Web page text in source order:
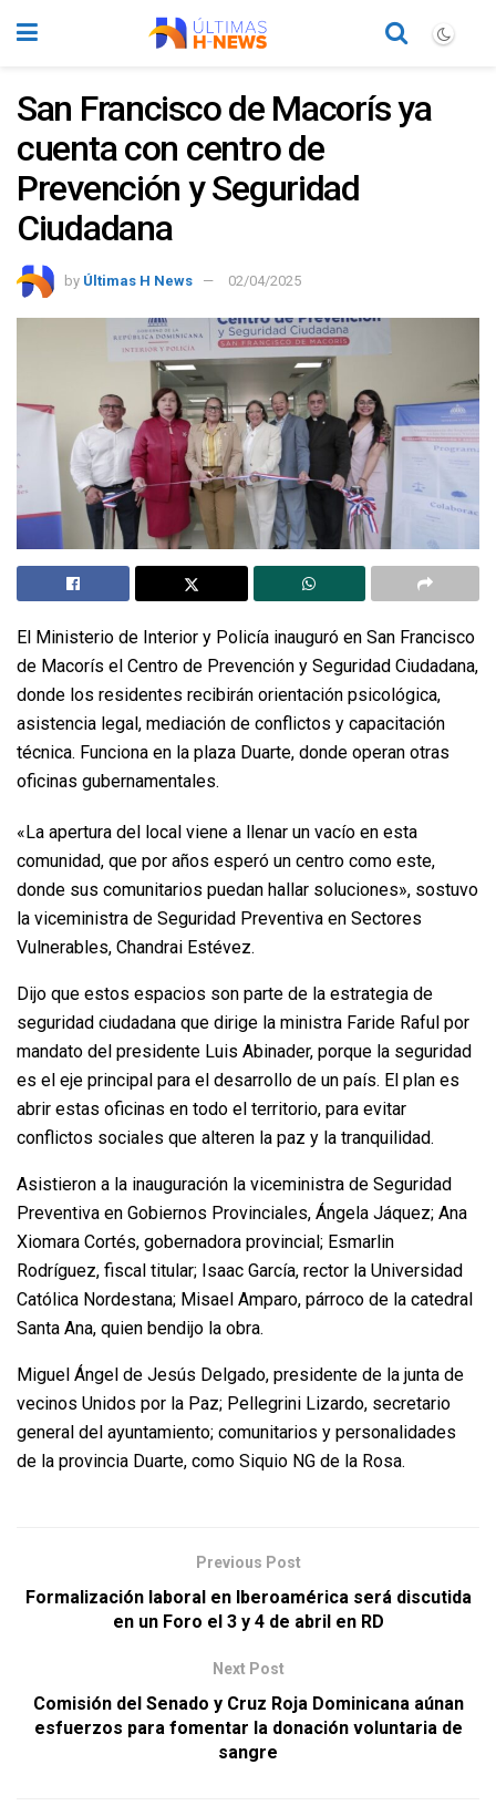
San Francisco de Macorís ya
cuenta con centro de
Prevención y Seguridad
Ciudadana
by Últimas H News 02/04/2025
El Ministerio de Interior y Policía inauguró en San Francisco
de Macorís el Centro de Prevención y Seguridad Ciudadana,
donde los residentes recibirán orientación psicológica,
asistencia legal, mediación de conflictos y capacitación
técnica. Funciona en la plaza Duarte, donde operan otras
oficinas gubernamentales.
«La apertura del local viene a llenar un vacío en esta
comunidad, que por años esperó un centro como este,
donde sus comunitarios puedan hallar soluciones», sostuvo
la viceministra de Seguridad Preventiva en Sectores
Vulnerables, Chandrai Estévez.
Dijo que estos espacios son parte de la estrategia de
seguridad ciudadana que dirige la ministra Faride Raful por
mandato del presidente Luis Abinader, porque la seguridad
es el eje principal para el desarrollo de un país. El plan es
abrir estas oficinas en todo el territorio, para evitar
conflictos sociales que alteren la paz y la tranquilidad.
Asistieron a la inauguración la viceministra de Seguridad
Preventiva en Gobiernos Provinciales, Ángela Jáquez; Ana
Xiomara Cortés, gobernadora provincial; Esmarlin
Rodríguez, fiscal titular; Isaac García, rector la Universidad
Católica Nordestana; Misael Amparo, párroco de la catedral
Santa Ana, quien bendijo la obra.
Miguel Ángel de Jesús Delgado, presidente de la junta de
vecinos Unidos por la Paz; Pellegrini Lizardo, secretario
general del ayuntamiento; comunitarios y personalidades
de la provincia Duarte, como Siquio NG de la Rosa.
Previous Post
Formalización laboral en Iberoamérica será discutida
en un Foro el 3 y 4 de abril en RD
Next Post
Comisión del Senado y Cruz Roja Dominicana aúnan
esfuerzos para fomentar la donación voluntaria de
sangre